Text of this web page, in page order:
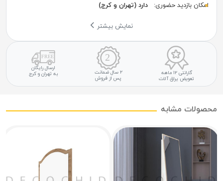
امکان بازدید حضوری:
دارد (تهران و کرج)
نمایش بیشتر
گارانتی ۱۲ ماهه
تعویض یراق آلات
۲ سال ضمانت
پس از فروش
ارسال رایگان
به تهران و کرج
محصولات مشابه